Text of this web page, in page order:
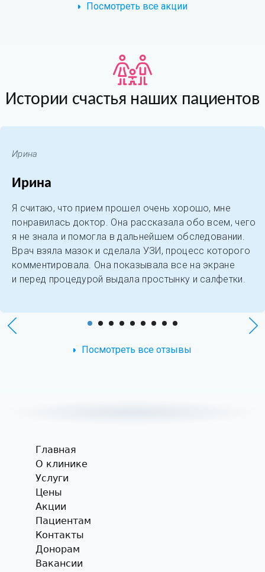
Посмотреть все акции
Истории счастья наших пациентов
Ирина
Ирина
Я считаю, что прием прошел очень хорошо, мне
понравилась доктор. Она рассказала обо всем, чего
я не знала и помогла в дальнейшем обследовании.
Врач взяла мазок и сделала УЗИ, процесс которого
комментировала. Она показывала все на экране
и перед процедурой выдала простынку и салфетки.
Посмотреть все отзывы
Главная
О клинике
Услуги
Цены
Акции
Пациентам
Контакты
Донорам
Вакансии